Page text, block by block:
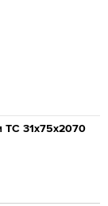
ТС 31x75x2070